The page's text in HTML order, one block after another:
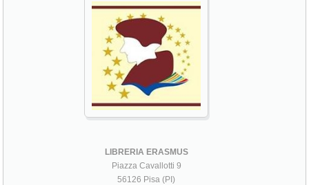
LIBRERIA ERASMUS
Piazza Cavallotti 9
56126 Pisa (PI)